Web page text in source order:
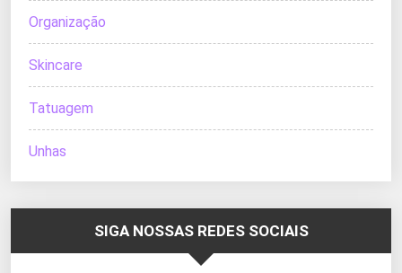
Organização
Skincare
Tatuagem
Unhas
SIGA NOSSAS REDES SOCIAIS